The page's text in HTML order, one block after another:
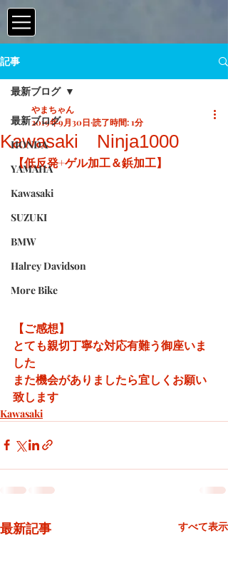
記事
最新ブログ
HONDA
YAMAHA
Kawasaki
SUZUKI
BMW
Halrey Davidson
More Bike
最新ブログ
Kawasaki Ninja1000
やまちゃん
2019年9月30日 読了時間: 1分
【低反発+ゲル加工＆鋲加工】
【ご感想】
とても親切丁寧な対応有難う御座いま
した
また機会がありましたら宜しくお願い
致します
Kawasaki
最新記事 すべて表示